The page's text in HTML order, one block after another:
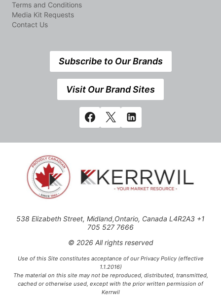
Terms and Conditions
Media Kit Requests
Contact Us
Subscribe to Our Brands
Visit Our Brand Sites
538 Elizabeth Street, Midland,Ontario, Canada L4R2A3 +1
705 527 7666
© 2026 All rights reserved
Use of this Site constitutes acceptance of our Privacy Policy (effective
1.1.2016)
The material on this site may not be reproduced, distributed, transmitted,
cached or otherwise used, except with the prior written permission of
Kerrwil